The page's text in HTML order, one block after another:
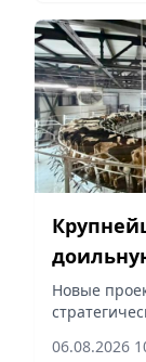
вопрос —
процесс в
уверенно
сдают
формулы
программе
школы со
западная
соединить
трендами
СКО
Новые
06.08.2026